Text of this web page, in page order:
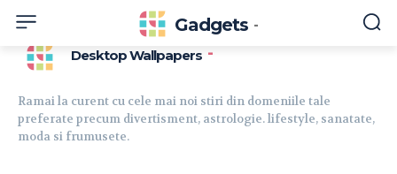
Gadgets -
Desktop Wallpapers -
Ramai la curent cu cele mai noi stiri din domeniile tale
preferate precum divertisment, astrologie. lifestyle, sanatate,
moda si frumusete.